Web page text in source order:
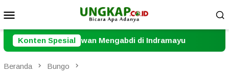
ke
kontenMobile
Konten Spesial
di Indramayu HUT ke-2 DePA-RI, Saatnya
Beranda Bungo